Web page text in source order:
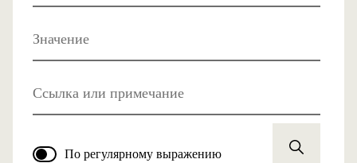
Значение
Ссылка или примечание
По регулярному выражению